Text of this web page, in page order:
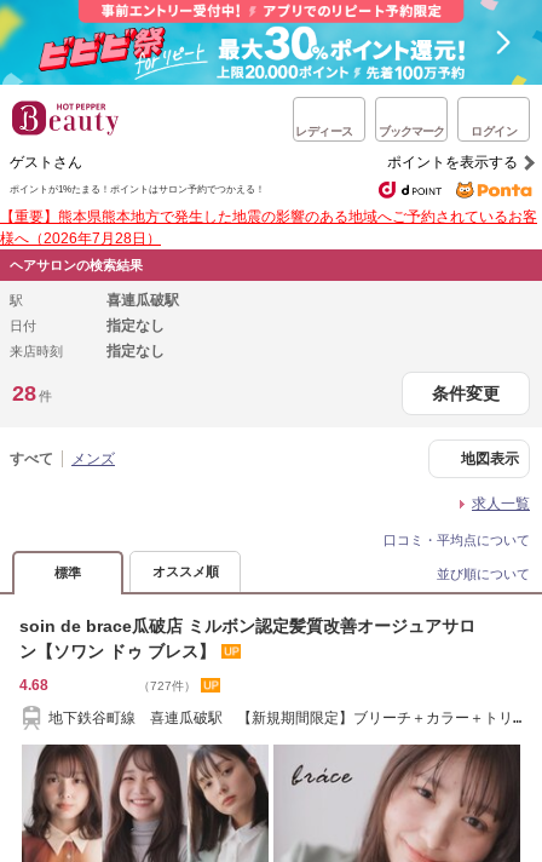
レディース ブックマーク ログイン
ゲストさん ポイントを表示する
ポイントが1%たまる！ ポイントはサロン予約でつかえる！
【重要】熊本県熊本地方で発生した地震の影響のある地域へご予約されているお客
様へ（2026年7月28日）
ヘアサロンの検索結果
駅 喜連瓜破駅
日付 指定なし
来店時刻 指定なし
28件 条件変更
すべて メンズ 地図表示
求人一覧
口コミ・平均点について
標準 オススメ順 並び順について
soin de brace瓜破店 ミルボン認定髪質改善オージュアサロ
ン【ソワン ドゥ ブレス】
4.68 （727件）
地下鉄谷町線 喜連瓜破駅 【新規期間限定】ブリーチ＋カラー＋トリ